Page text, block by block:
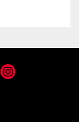
Instagram